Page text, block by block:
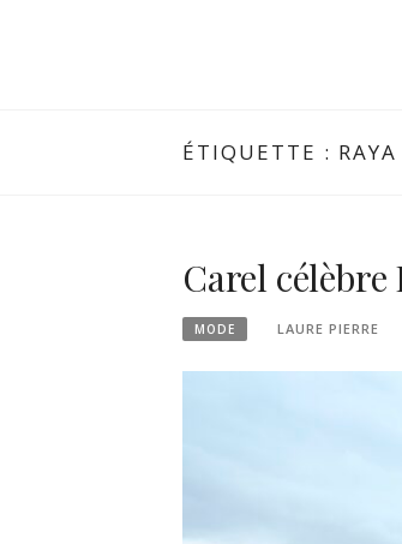
ÉTIQUETTE :
Carel célèbre
MODE LAURE PIERRE